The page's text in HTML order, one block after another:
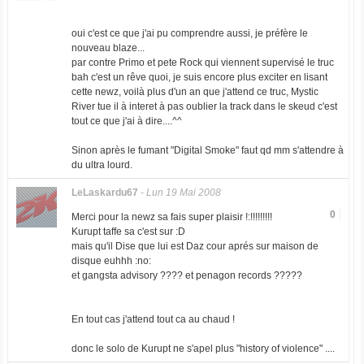
oui c'est ce que j'ai pu comprendre aussi, je préfère le
nouveau blaze...
par contre Primo et pete Rock qui viennent supervisé le truc
bah c'est un rêve quoi, je suis encore plus exciter en lisant
cette newz, voilà plus d'un an que j'attend ce truc, Mystic
River tue il à interet à pas oublier la track dans le skeud c'est
tout ce que j'ai à dire....^^
Sinon après le fumant "Digital Smoke" faut qd mm s'attendre à
du ultra lourd.
LeLaskardu67 - Lun 19 Mai 2008
0
Merci pour la newz sa fais super plaisir !:!!!!!!!!!
Kurupt taffe sa c'est sur :D
mais qu'il Dise que lui est Daz cour aprés sur maison de
disque euhhh :no:
et gangsta advisory ???? et penagon records ?????
En tout cas j'attend tout ca au chaud !
donc le solo de Kurupt ne s'apel plus "history of violence" ....